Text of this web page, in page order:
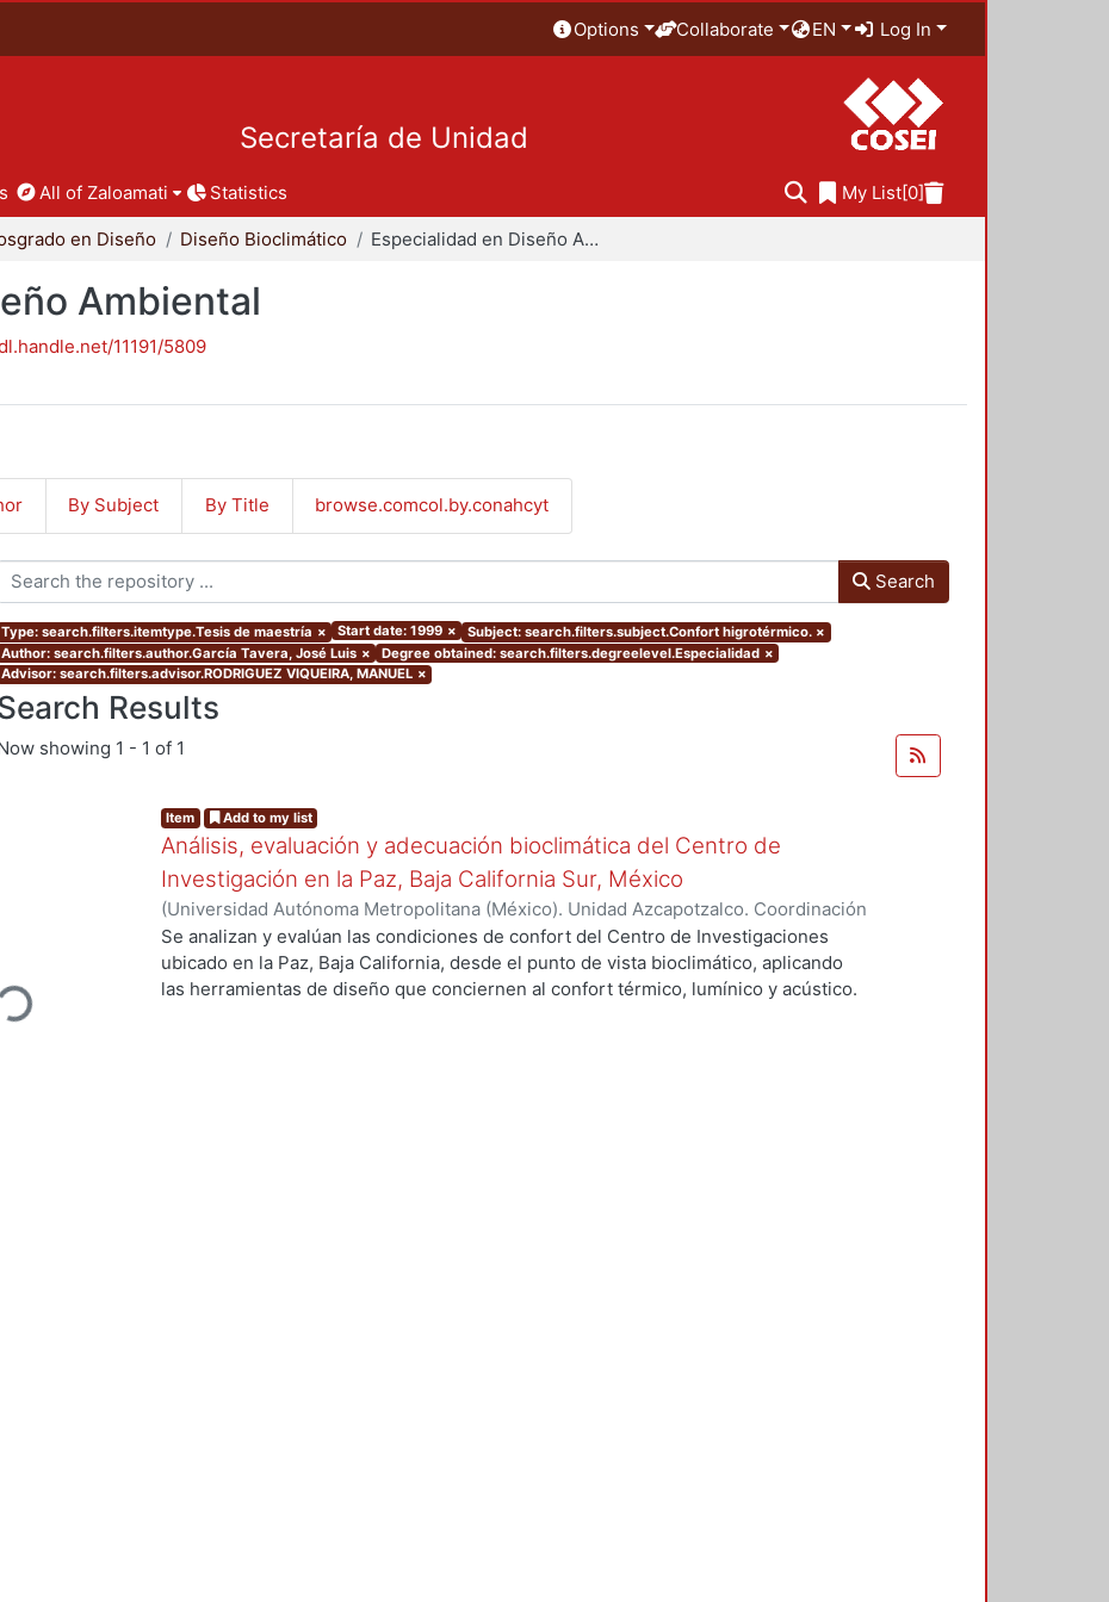
Options Collaborate EN Log In
Secretaría de Unidad
All of Zaloamati Statistics My List[0]
en Diseño Diseño Bioclimático Especialidad en Diseño Ambiental
Ambiental
11191/5809
By Subject By Title browse.comcol.by.conahcyt
Search
Type: search.filters.itemtype.Tesis de maestría × Start date: 1999 × Subject: search.filters.subject.Confort higrotérmico. ×
Author: search.filters.author.García Tavera, José Luis × Degree obtained: search.filters.degreelevel.Especialidad ×
Advisor: search.filters.advisor.RODRIGUEZ VIQUEIRA, MANUEL ×
Results
showing 1 - 1 of 1
Item Add to my list
Análisis, evaluación y adecuación bioclimática del Centro de
Investigación en la Paz, Baja California Sur, México
(Universidad Autónoma Metropolitana (México). Unidad Azcapotzalco. Coordinación
de Servicios de Información.,1999-12 )García Tavera, José Luis
Se analizan y evalúan las condiciones de confort del Centro de Investigaciones
ubicado en la Paz, Baja California, desde el punto de vista bioclimático, aplicando
las herramientas de diseño que conciernen al confort térmico, lumínico y acústico.